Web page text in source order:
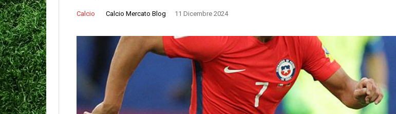
Calcio Calcio Mercato Blog 11 Dicembre 2024